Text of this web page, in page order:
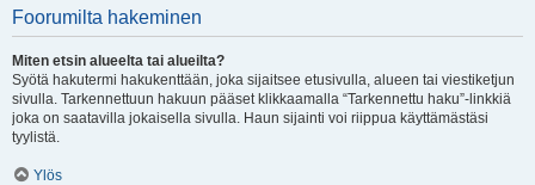
Foorumilta hakeminen
Miten etsin alueelta tai alueilta?
Syötä hakutermi hakukenttään, joka sijaitsee etusivulla, alueen tai viestiketjun
sivulla. Tarkennettuun hakuun pääset klikkaamalla “Tarkennettu haku”-linkkiä
joka on saatavilla jokaisella sivulla. Haun sijainti voi riippua käyttämästäsi
tyylistä.
Ylös